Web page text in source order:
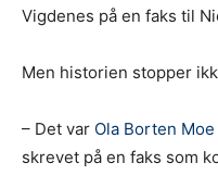
Vigdenes på en faks til
Men historien stopper
– Det var Ola Borten Moe
skrevet på en faks som